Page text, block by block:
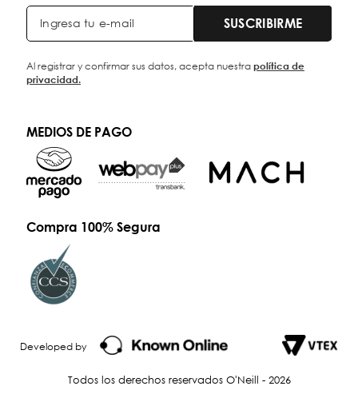
SUSCRIBIRME
Al registrar y confirmar sus datos, acepta nuestrapolítica de
privacidad.
MEDIOS DE PAGO
Compra 100% Segura
Todos los derechos reservados O'Neill - 2026
Developed by